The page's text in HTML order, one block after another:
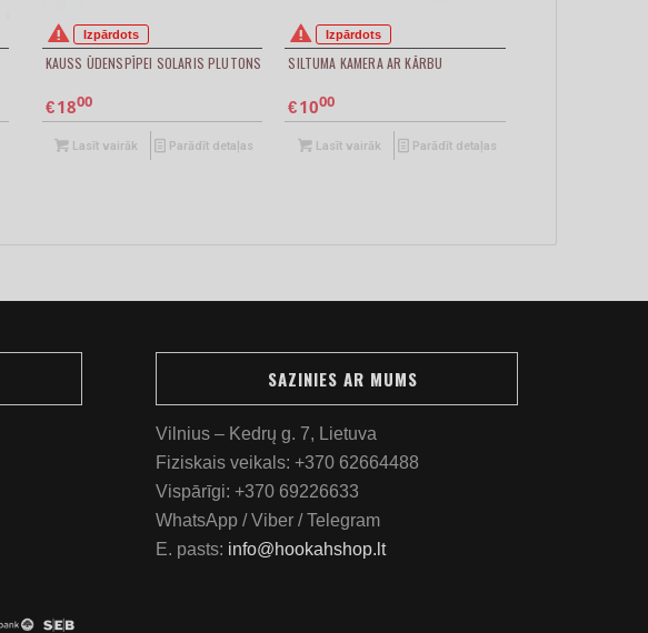
Izpārdots
KAUSS ŪDENSPĪPEI SOLARIS PLUTONS
€1800
Lasīt vairāk Parādīt detaļas
Izpārdots
SILTUMA KAMERA AR KĀRBU
€1000
Lasīt vairāk Parādīt detaļas
SAZINIES AR MUMS
Vilnius – Kedrų g. 7, Lietuva
Fiziskais veikals:+370 62664488
Vispārīgi:+370 69226633
WhatsApp / Viber / Telegram
E. pasts: info@hookahshop.lt